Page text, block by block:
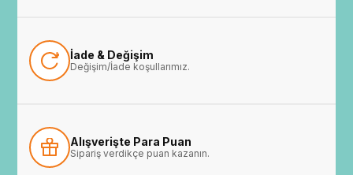
İade & Değişim
Değişim/İade koşullarımız.
Alışverişte Para Puan
Sipariş verdikçe puan kazanın.